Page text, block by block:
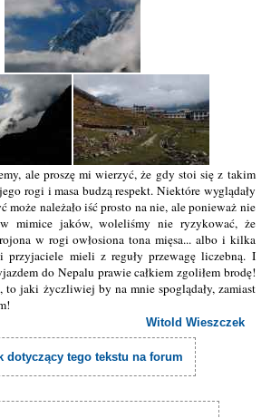
ale proszę mi wierzyć, że gdy stoi się z takim
rogi i masa budzą respekt. Niektóre wyglądały
może należało iść prosto na nie, ale ponieważ nie
w mimice jaków, woleliśmy nie ryzykować, że
w rogi owłosiona tona mięsa... albo i kilka
przyjaciele mieli z reguły przewagę liczebną. I
do Nepalu prawie całkiem zgoliłem brodę!
to jaki życzliwiej by na mnie spoglądały, zamiast
Witold Wieszczek
dotyczący tego tekstu na forum